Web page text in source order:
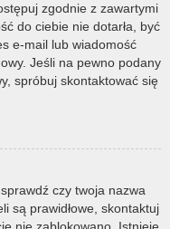
zgodnie z zawartymi
do ciebie nie dotarła, być
e-mail lub wiadomość
Jeśli na pewno podany
spróbuj skontaktować się
czy twoja nazwa
są prawidłowe, skontaktuj